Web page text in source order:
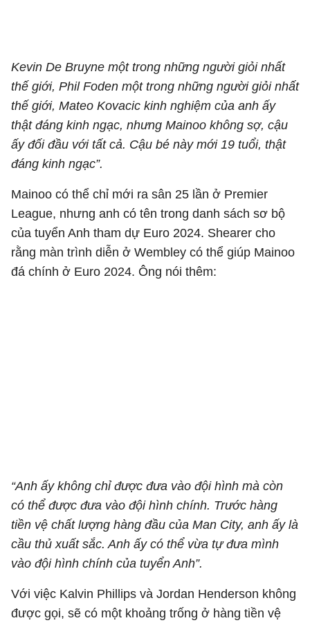
Kevin De Bruyne một trong những người giỏi nhất
thế giới, Phil Foden một trong những người giỏi nhất
thế giới, Mateo Kovacic kinh nghiệm của anh ấy
thật đáng kinh ngạc, nhưng Mainoo không sợ, cậu
ấy đối đầu với tất cả. Cậu bé này mới 19 tuổi, thật
đáng kinh ngạc”.
Mainoo có thể chỉ mới ra sân 25 lần ở Premier
League, nhưng anh có tên trong danh sách sơ bộ
của tuyển Anh tham dự Euro 2024. Shearer cho
rằng màn trình diễn ở Wembley có thể giúp Mainoo
đá chính ở Euro 2024. Ông nói thêm:
“Anh ấy không chỉ được đưa vào đội hình mà còn
có thể được đưa vào đội hình chính. Trước hàng
tiền vệ chất lượng hàng đầu của Man City, anh ấy là
cầu thủ xuất sắc. Anh ấy có thể vừa tự đưa mình
vào đội hình chính của tuyển Anh”.
Với việc Kalvin Phillips và Jordan Henderson không
được gọi, sẽ có một khoảng trống ở hàng tiền vệ